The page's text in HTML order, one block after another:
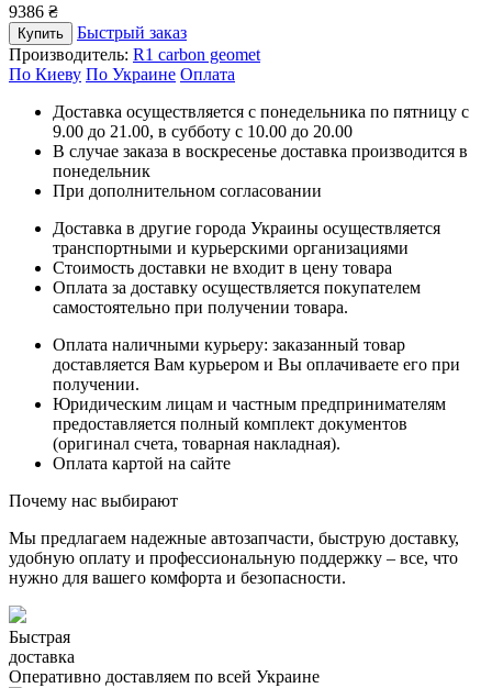
9386 ₴
Купить
Быстрый заказ
Производитель: R1 carbon geomet
По Киеву По Украине Оплата
Доставка осуществляется с понедельника по пятницу с
9.00 до 21.00, в субботу с 10.00 до 20.00
В случае заказа в воскресенье доставка производится в
понедельник
При дополнительном согласовании
Доставка в другие города Украины осуществляется
транспортными и курьерскими организациями
Стоимость доставки не входит в цену товара
Оплата за доставку осуществляется покупателем
самостоятельно при получении товара.
Оплата наличными курьеру: заказанный товар
доставляется Вам курьером и Вы оплачиваете его при
получении.
Юридическим лицам и частным предпринимателям
предоставляется полный комплект документов
(оригинал счета, товарная накладная).
Оплата картой на сайте
Почему нас выбирают
Мы предлагаем надежные автозапчасти, быструю доставку,
удобную оплату и профессиональную поддержку – все, что
нужно для вашего комфорта и безопасности.
Быстрая
доставка
Оперативно доставляем по всей Украине